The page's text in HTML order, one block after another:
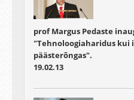
prof Margus Pedaste
"Tehnoloogiaharidus kui
päästerõngas".
19.02.13